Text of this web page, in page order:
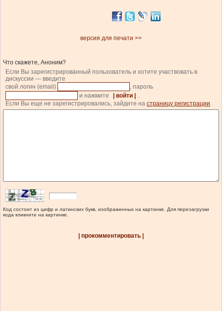
версия для печати >>
Что скажете, Аноним?
Если Вы зарегистрированный пользователь и хотите участвовать в
дискуссии — введите
свой логин (email)
, пароль
и нажмите
| войти |
.
Если Вы еще не зарегистрировались, зайдите на страницу регистрации.
Код состоит из цифр и латинских букв, изображенных на картинке. Для перезагрузки
кода кликните на картинке.
| прокомментировать |